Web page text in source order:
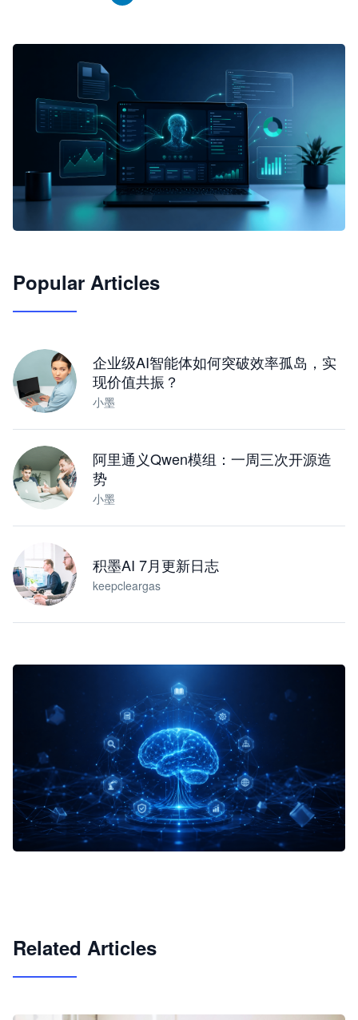
JimoClaw 桌面 AI Agent 工作台
Popular Articles
企业级AI智能体如何突破效率孤岛，实
现价值共振？
小墨
阿里通义Qwen模组：一周三次开源造
势
小墨
积墨AI 7月更新日志
keepcleargas
Related Articles